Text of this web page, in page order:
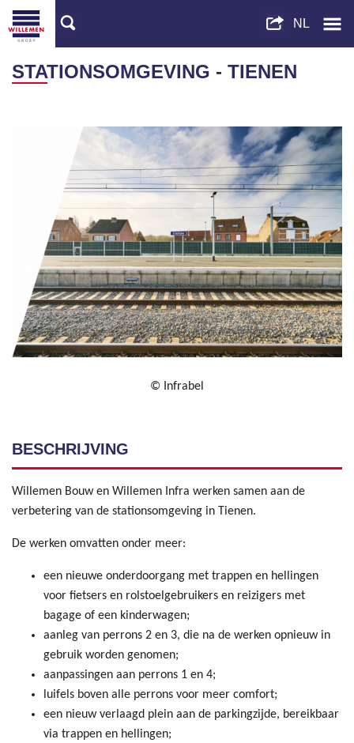
STATIONSOMGEVING - TIENEN
© Infrabel
BESCHRIJVING
Willemen Bouw en Willemen Infra werken samen aan de
verbetering van de stationsomgeving in Tienen.
De werken omvatten onder meer:
een nieuwe onderdoorgang met trappen en hellingen
voor fietsers en rolstoelgebruikers en reizigers met
bagage of een kinderwagen;
aanleg van perrons 2 en 3, die na de werken opnieuw in
gebruik worden genomen;
aanpassingen aan perrons 1 en 4;
luifels boven alle perrons voor meer comfort;
een nieuw verlaagd plein aan de parkingzijde, bereikbaar
via trappen en hellingen;